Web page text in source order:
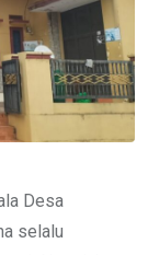
Desa
selalu